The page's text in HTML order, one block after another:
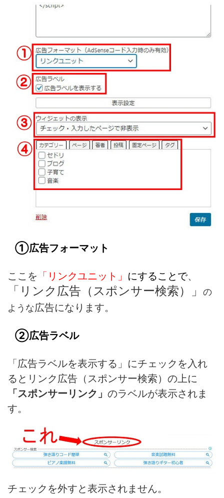
①広告フォーマット
ここを 「リンクユニット」 にすること で、
「リンク広告（スポンサー検索）」
の
ような広告になります。
②広告ラベル
「広告ラベルを表示する」にチェックを入れ
るとリンク広告（スポンサー検索）の上に
「スポンサーリンク」 のラベルが表示されま
す。
チェックを外すと表示されません。